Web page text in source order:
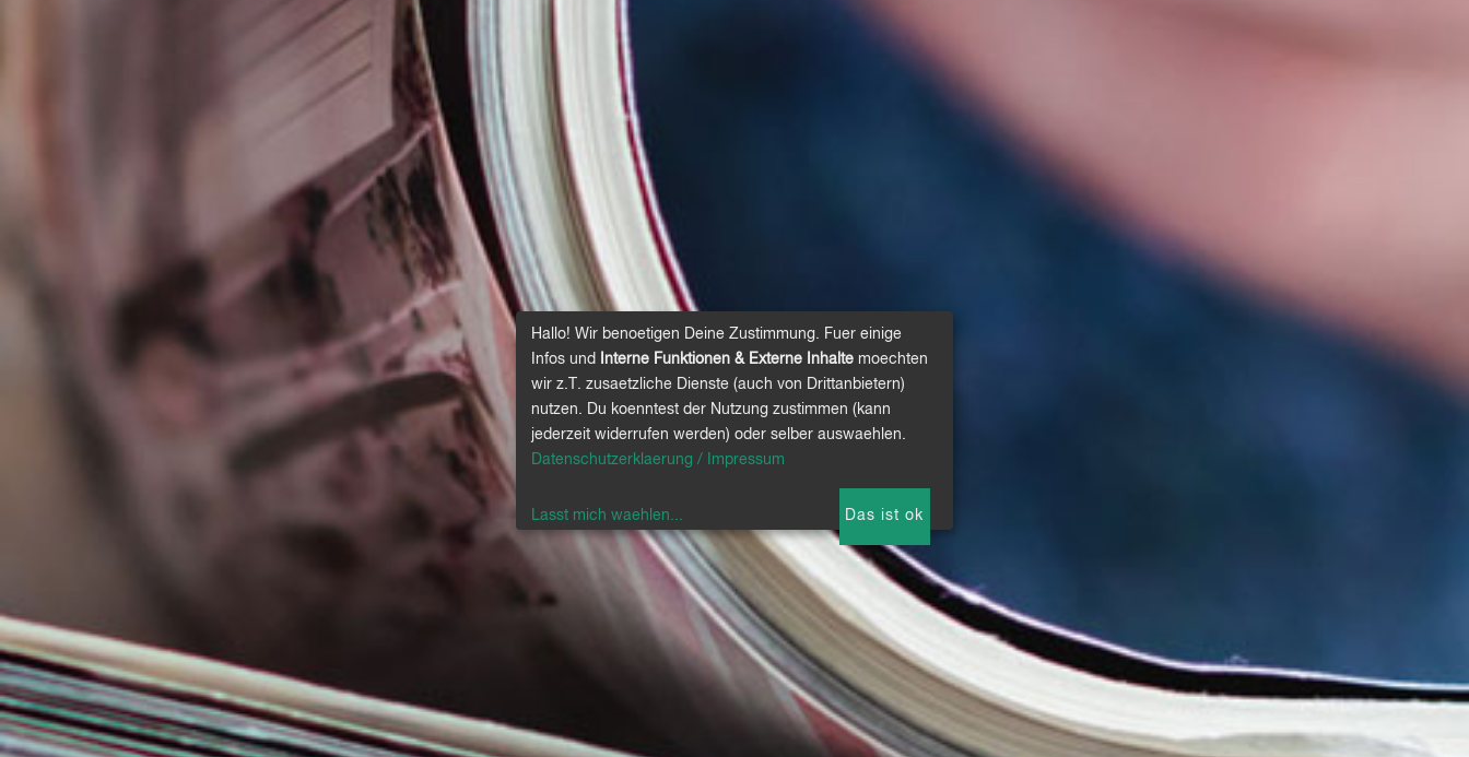
Hallo! Wir benoetigen Deine Zustimmung. Fuer einige
Infos und
Interne Funktionen & Externe Inhalte moechten
wir z.T. zusaetzliche Dienste (auch von Drittanbietern)
nutzen. Du koenntest der Nutzung zustimmen (kann
jederzeit widerrufen werden) oder selber auswaehlen.
Datenschutzerklaerung / Impressum
Lasst mich waehlen... Das ist ok